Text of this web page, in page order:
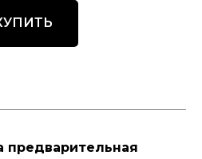
предварительная